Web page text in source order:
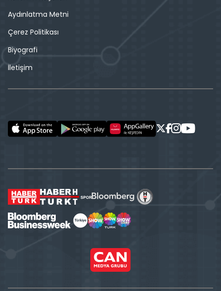
Aydınlatma Metni
Çerez Politikası
Biyografi
İletişim